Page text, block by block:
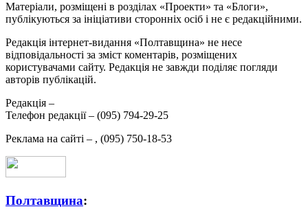
Матеріали, розміщені в розділах «Проекти» та «Блоги»,
публікуються за ініціативи сторонніх осіб і не є редакційними.
Редакція інтернет-видання «Полтавщина» не несе
відповідальності за зміст коментарів, розміщених
користувачами сайту. Редакція не завжди поділяє погляди
авторів публікацій.
Редакція –
Телефон редакції – (095) 794-29-25
Реклама на сайті – , (095) 750-18-53
Полтавщина: